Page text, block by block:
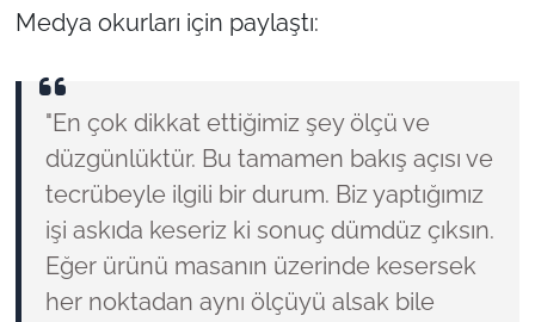
Medya okurları için paylaştı:
"En çok dikkat ettiğimiz şey ölçü ve
düzgünlüktür. Bu tamamen bakış açısı ve
tecrübeyle ilgili bir durum. Biz yaptığımız
işi askıda keseriz ki sonuç dümdüz çıksın.
Eğer ürünü masanın üzerinde kesersek
her noktadan aynı ölçüyü alsak bile